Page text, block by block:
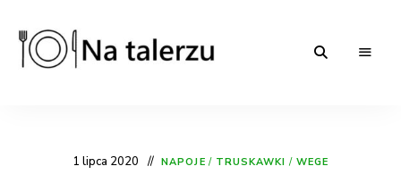
1 lipca 2020 NAPOJE / TRUSKAWKI / WEGE